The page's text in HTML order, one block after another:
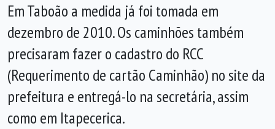
Em Taboão a medida já foi tomada em
dezembro de 2010. Os caminhões também
precisaram fazer o cadastro do RCC
(Requerimento de cartão Caminhão) no site da
prefeitura e entregá-lo na secretária, assim
como em Itapecerica.